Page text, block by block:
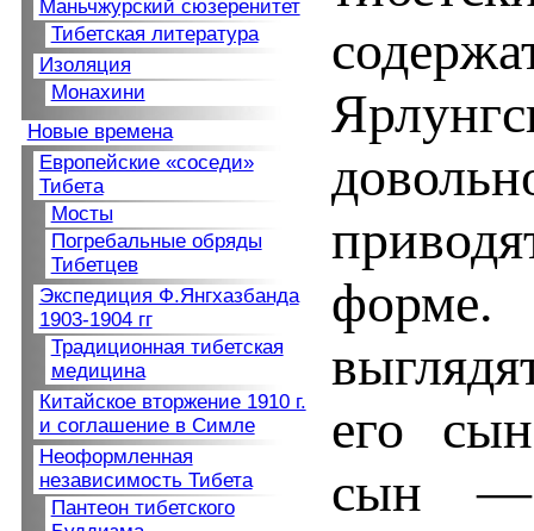
Маньчжурский сюзеренитет
Тибетская литература
Изоляция
Монахини
Новые времена
Европейские «соседи»
Тибета
Мосты
Погребальные обряды
Тибетцев
Экспедиция Ф.Янгхазбанда
1903-1904 гг
Традиционная тибетская
медицина
Китайское вторжение 1910 г.
и соглашение в Симле
Неоформленная
независимость Тибета
Пантеон тибетского
форме.
его
сын —